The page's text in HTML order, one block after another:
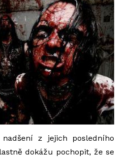
z jejich posledního
dokážu pochopit, že se